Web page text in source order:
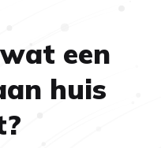
een
huis